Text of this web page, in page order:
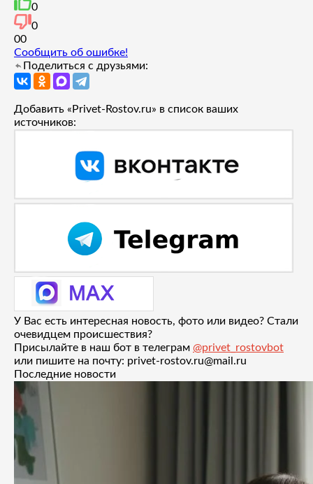
0
0
00
Сообщить об ошибке!
Поделиться с друзьями:
Добавить «Privet-Rostov.ru» в список ваших
источников:
У Вас есть интересная новость, фото или видео? Стали
очевидцем происшествия?
Присылайте в наш бот в телеграм @privet_rostovbot
или пишите на почту: privet-rostov.ru@mail.ru
Последние новости